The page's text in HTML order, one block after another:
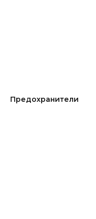
Предохранители